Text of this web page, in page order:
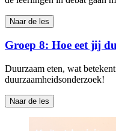
Naar de les
Groep 8: Hoe eet jij
Duurzaam eten, wat
duurzaamheidsonderzoek!
Naar de les